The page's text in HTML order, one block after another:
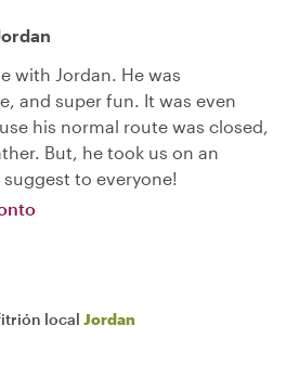
with Jordan. He was
and super fun. It was even
his normal route was closed,
But, he took us on an
to everyone!
local Jordan